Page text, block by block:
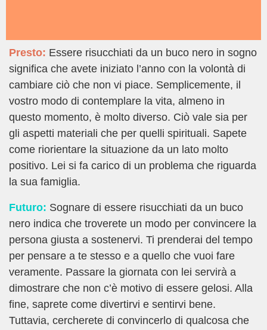
Presto: Essere risucchiati da un buco nero in sogno
significa che avete iniziato l’anno con la volontà di
cambiare ciò che non vi piace. Semplicemente, il
vostro modo di contemplare la vita, almeno in
questo momento, è molto diverso. Ciò vale sia per
gli aspetti materiali che per quelli spirituali. Sapete
come riorientare la situazione da un lato molto
positivo. Lei si fa carico di un problema che riguarda
la sua famiglia.
Futuro: Sognare di essere risucchiati da un buco
nero indica che troverete un modo per convincere la
persona giusta a sostenervi. Ti prenderai del tempo
per pensare a te stesso e a quello che vuoi fare
veramente. Passare la giornata con lei servirà a
dimostrare che non c’è motivo di essere gelosi. Alla
fine, saprete come divertirvi e sentirvi bene.
Tuttavia, cercherete di convincerlo di qualcosa che